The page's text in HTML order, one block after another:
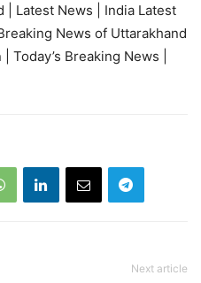
| Latest News | India Latest
News of Uttarakhand
Today’s Breaking News |
Next article